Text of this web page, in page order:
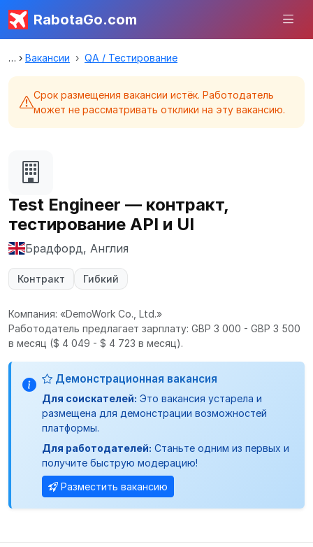
RabotaGo.com
Вакансии QA / Тестирование
Срок размещения вакансии истёк. Работодатель
может не рассматривать отклики на эту вакансию.
Test Engineer — контракт,
тестирование API и UI
Брадфорд, Англия
Контракт Гибкий
Компания: «DemoWork Co., Ltd.»
Работодатель предлагает зарплату: GBP 3 000 - GBP 3 500
в месяц ($ 4 049 - $ 4 723 в месяц).
Демонстрационная вакансия
Для соискателей: Это вакансия устарела и
размещена для демонстрации возможностей
платформы.
Для работодателей: Станьте одним из первых и
получите быструю модерацию!
Разместить вакансию